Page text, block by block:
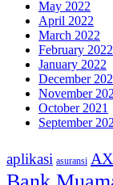
May 2022
April 2022
March 2022
February 2022
January 2022
December
November
October 2021
September
aplikasi asuransi